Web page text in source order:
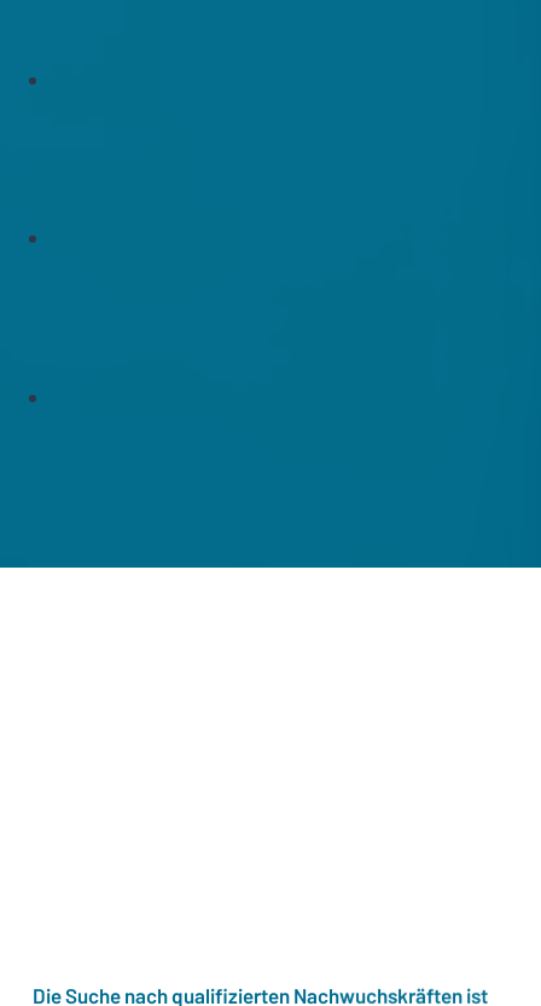
Die Suche nach qualifizierten Nachwuchskräften ist